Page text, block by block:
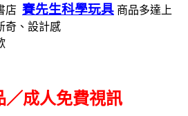
店 賽先生科學玩具 商品多達上
奇、設計感
／成人免費視訊